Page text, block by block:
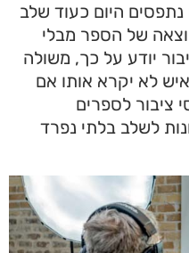
נתפסים היום כעוד שלב
של הספר מבלי
יודע על כך, משולה
לא יקרא אותו אם
ציבור לספרים
לשלב בלתי נפרד